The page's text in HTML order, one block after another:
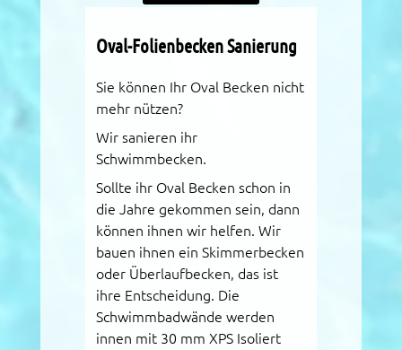
Oval-Folienbecken Sanierung
Sie können Ihr Oval Becken nicht
mehr nützen?
Wir sanieren ihr
Schwimmbecken.
Sollte ihr Oval Becken schon in
die Jahre gekommen sein, dann
können ihnen wir helfen. Wir
bauen ihnen ein Skimmerbecken
oder Überlaufbecken, das ist
ihre Entscheidung. Die
Schwimmbadwände werden
innen mit 30 mm XPS Isoliert